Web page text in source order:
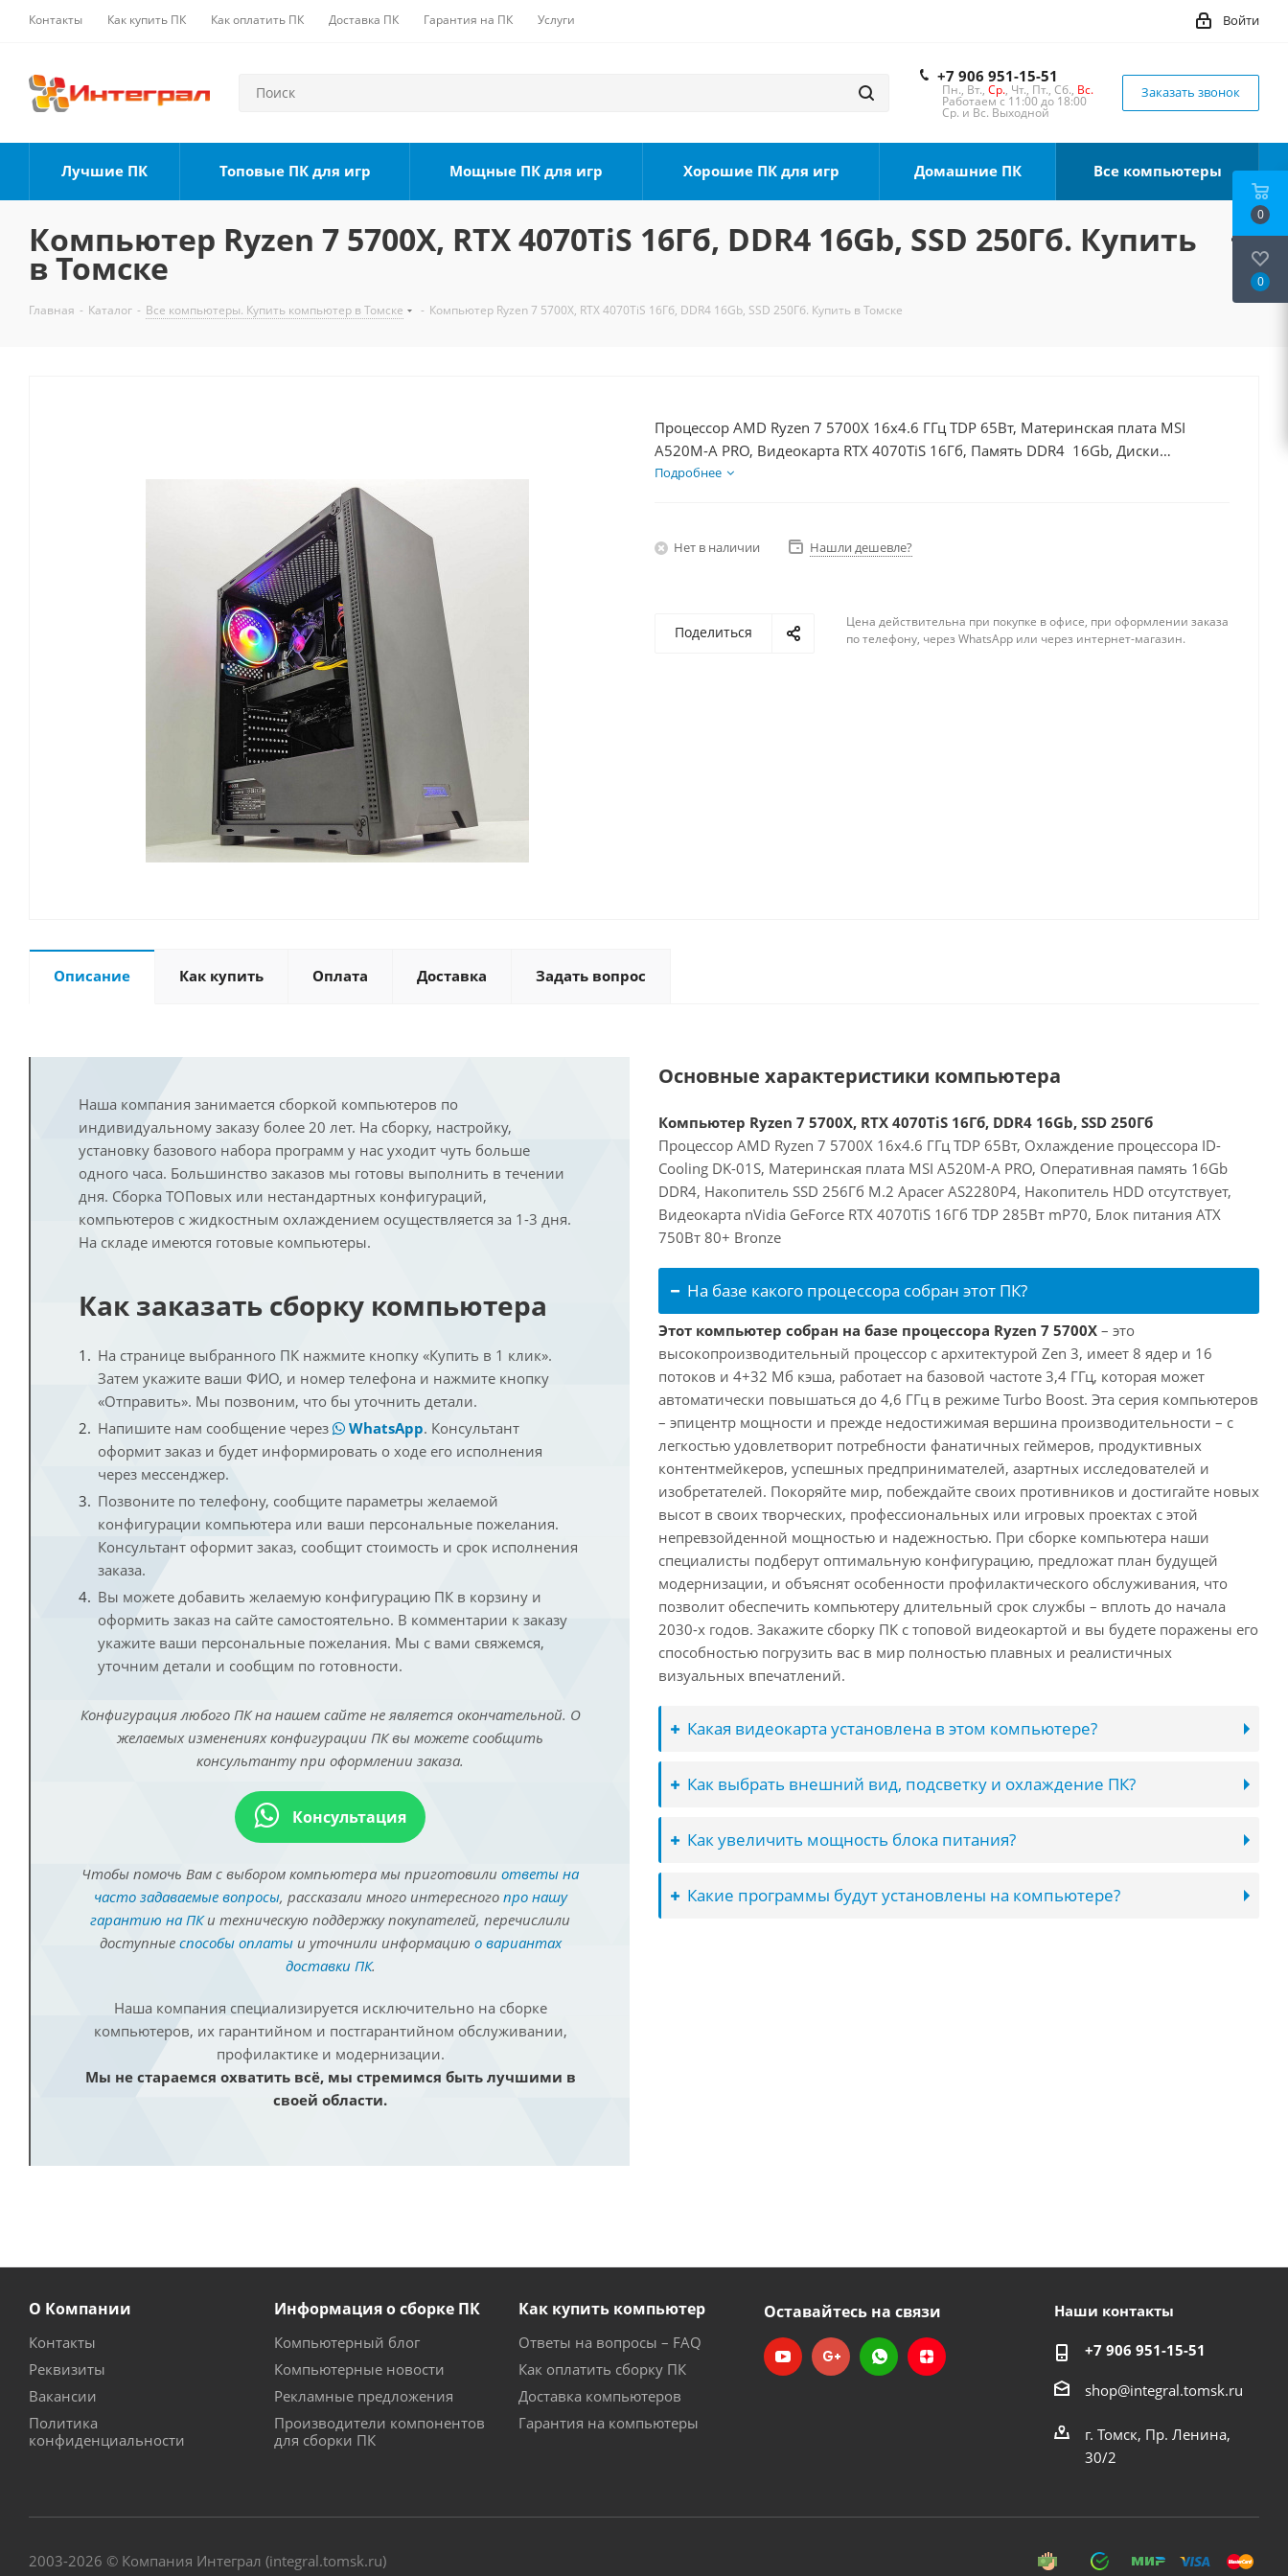
Контакты Как купить ПК Как оплатить ПК Доставка ПК Гарантия на ПК Услуги Войти
+7 906 951-15-51
Пн., Вт., Ср., Чт., Пт., Сб., Вс.
Работаем с 11:00 до 18:00
Ср. и Вс. Выходной
Заказать звонок
Лучшие ПК Топовые ПК для игр Мощные ПК для игр Хорошие ПК для игр Домашние ПК Все компьютеры
Компьютер Ryzen 7 5700X, RTX 4070TiS 16Гб, DDR4 16Gb, SSD 250Гб. Купить
в Томске
Главная - Каталог - Все компьютеры. Купить компьютер в Томске - Компьютер Ryzen 7 5700X, RTX 4070TiS 16Гб, DDR4 16Gb, SSD 250Гб. Купить в Томске
Процессор AMD Ryzen 7 5700X 16x4.6 ГГц TDP 65Вт, Материнская плата MSI
A520M-A PRO, Видеокарта RTX 4070TiS 16Гб, Память DDR4 16Gb, Диски
SSD 250Гб, БП 750Вт
Подробнее
Нет в наличии Нашли дешевле?
Поделиться
Цена действительна при покупке в офисе, при оформлении заказа
по телефону, через WhatsApp или через интернет-магазин.
Описание Как купить Оплата Доставка Задать вопрос
Наша компания занимается сборкой компьютеров по
индивидуальному заказу более 20 лет. На сборку, настройку,
установку базового набора программ у нас уходит чуть больше
одного часа. Большинство заказов мы готовы выполнить в течении
дня. Сборка ТОПовых или нестандартных конфигураций,
компьютеров с жидкостным охлаждением осуществляется за 1-3 дня.
На складе имеются готовые компьютеры.
Как заказать сборку компьютера
На странице выбранного ПК нажмите кнопку «Купить в 1 клик».
Затем укажите ваши ФИО, и номер телефона и нажмите кнопку
«Отправить». Мы позвоним, что бы уточнить детали.
Напишите нам сообщение через
WhatsApp. Консультант
оформит заказ и будет информировать о ходе его исполнения
через мессенджер.
Позвоните по телефону, сообщите параметры желаемой
конфигурации компьютера или ваши персональные пожелания.
Консультант оформит заказ, сообщит стоимость и срок исполнения
заказа.
Вы можете добавить желаемую конфигурацию ПК в корзину и
оформить заказ на сайте самостоятельно. В комментарии к заказу
укажите ваши персональные пожелания. Мы с вами свяжемся,
уточним детали и сообщим по готовности.
Конфигурация любого ПК на нашем сайте не является окончательной. О
желаемых изменениях конфигурации ПК вы можете сообщить
консультанту при оформлении заказа.
Консультация
Чтобы помочь Вам с выбором компьютера мы приготовили ответы на
часто задаваемые вопросы, рассказали много интересного про нашу
гарантию на ПКи техническую поддержку покупателей, перечислили
доступные способы оплатыи уточнили информацию о вариантах
доставки ПК.
Наша компания специализируется исключительно на сборке
компьютеров, их гарантийном и постгарантийном обслуживании,
профилактике и модернизации.
Мы не стараемся охватить всё, мы стремимся быть лучшими в
своей области.
Основные характеристики компьютера
Компьютер Ryzen 7 5700X, RTX 4070TiS 16Гб, DDR4 16Gb, SSD 250Гб
Процессор AMD Ryzen 7 5700X 16x4.6 ГГц TDP 65Вт, Охлаждение процессора ID-
Cooling DK-01S, Материнская плата MSI A520M-A PRO, Оперативная память 16Gb
DDR4, Накопитель SSD 256Гб M.2 Apacer AS2280P4, Накопитель HDD отсутствует,
Видеокарта nVidia GeForce RTX 4070TiS 16Гб TDP 285Вт mP70, Блок питания ATX
750Вт 80+ Bronze
На базе какого процессора собран этот ПК?
Этот компьютер собран на базе процессора Ryzen 7 5700X – это
высокопроизводительный процессор с архитектурой Zen 3, имеет 8 ядер и 16
потоков и 4+32 Мб кэша, работает на базовой частоте 3,4 ГГц, которая может
автоматически повышаться до 4,6 ГГц в режиме Turbo Boost. Эта серия компьютеров
– эпицентр мощности и прежде недостижимая вершина производительности – с
легкостью удовлетворит потребности фанатичных геймеров, продуктивных
контентмейкеров, успешных предпринимателей, азартных исследователей и
изобретателей. Покоряйте мир, побеждайте своих противников и достигайте новых
высот в своих творческих, профессиональных или игровых проектах с этой
непревзойденной мощностью и надежностью. При сборке компьютера наши
специалисты подберут оптимальную конфигурацию, предложат план будущей
модернизации, и объяснят особенности профилактического обслуживания, что
позволит обеспечить компьютеру длительный срок службы – вплоть до начала
2030-х годов. Закажите сборку ПК с топовой видеокартой и вы будете поражены его
способностью погрузить вас в мир полностью плавных и реалистичных
визуальных впечатлений.
Какая видеокарта установлена в этом компьютере?
Как выбрать внешний вид, подсветку и охлаждение ПК?
Как увеличить мощность блока питания?
Какие программы будут установлены на компьютере?
О Компании
Контакты
Реквизиты
Вакансии
Политика
конфиденциальности
Информация о сборке ПК
Компьютерный блог
Компьютерные новости
Рекламные предложения
Производители компонентов
для сборки ПК
Как купить компьютер
Ответы на вопросы – FAQ
Как оплатить сборку ПК
Доставка компьютеров
Гарантия на компьютеры
Оставайтесь на связи Наши контакты
+7 906 951-15-51
shop@integral.tomsk.ru
г. Томск, Пр. Ленина,
30/2
2003-2026 © Компания Интеграл (integral.tomsk.ru)
0
0